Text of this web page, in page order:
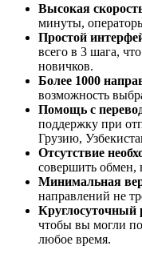
Высокая
минуты,
Простой
всего в 3 шага,
новичков.
Более 1000
возможность
Помощь с
поддержку при
Грузию,
Отсутствие
совершить обмен,
Минимальная
направлений не
чтобы вы могли
любое время.